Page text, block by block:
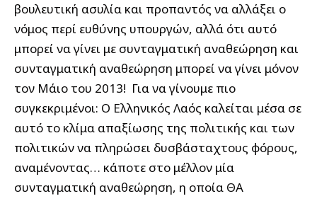
βουλευτική ασυλία και προπαντός να αλλάξει ο
νόμος περί ευθύνης υπουργών, αλλά ότι αυτό
μπορεί να γίνει με συνταγματική αναθεώρηση και
συνταγματική αναθεώρηση μπορεί να γίνει μόνον
τον Μάιο του 2013! Για να γίνουμε πιο
συγκεκριμένοι: Ο Ελληνικός Λαός καλείται μέσα σε
αυτό το κλίμα απαξίωσης της πολιτικής και των
πολιτικών να πληρώσει δυσβάσταχτους φόρους,
αναμένοντας… κάποτε στο μέλλον μία
συνταγματική αναθεώρηση, η οποία ΘΑ